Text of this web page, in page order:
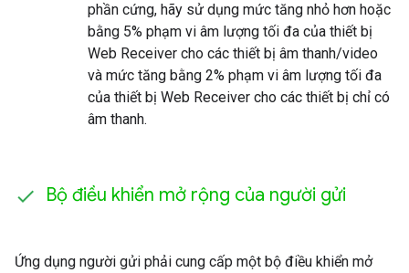
phần cứng, hãy sử dụng mức tăng nhỏ hơn hoặc
bằng 5% phạm vi âm lượng tối đa của thiết bị
Web Receiver cho các thiết bị âm thanh/video
và mức tăng bằng 2% phạm vi âm lượng tối đa
của thiết bị Web Receiver cho các thiết bị chỉ có
âm thanh.
Bộ điều khiển mở rộng của người gửi
Ứng dụng người gửi phải cung cấp một bộ điều khiển mở